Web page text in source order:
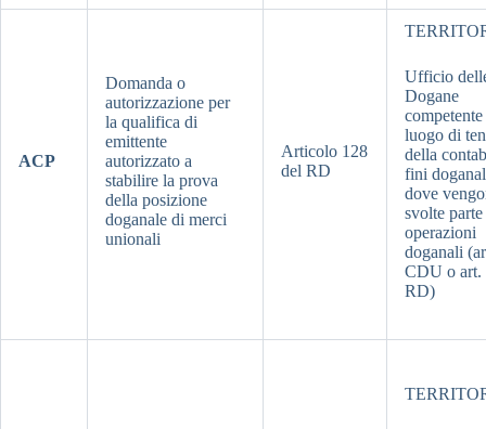
ACP
Domanda o
autorizzazione per
la qualifica di
emittente
autorizzato a
stabilire la prova
della posizione
doganale di merci
unionali
Articolo 128
del RD
Ufficio
Dogane
luogo di
della
fini
dove
svolte
operazioni
doganali
CDU o art.
RD)